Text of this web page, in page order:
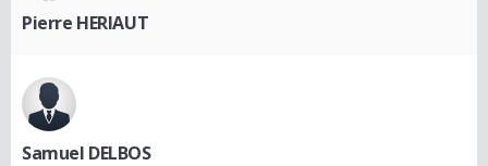
Pierre HERIAUT
Samuel DELBOS